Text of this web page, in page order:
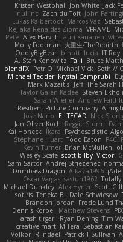
Kristen Westphal
Jon White Jack
nullinc Zach du Toit John
Lukas Kalbertodt Marcos Vaz
ReJ aka Renaldas Zioma VFRAME
Pete Alex Harvill Lauri Kananen
Molly Footman 大重生-TheRebirth
OddlyBigBear binotti lucia IT Roy
A. Stan Konowitz Talii Bruce
blendFX Petr O Michael Vick Seth //
Michael Tedder Krystal Camprubi
Mark Mazaitis Jeff The Sarah
Taylor Galen Kadee Steven
Sarah Wiener Andrew
Resilient Picture Company
Jose Nario
ELITECAD Nick
Jan Oliver Koch Reggie Storm Dan
Kai Honeck Íkara Psychosadistic
Stéphane Huart Todd Eaton
Kevin Turner Brian McMullen
Wesley Scafe scott bilby Victor
Sam Sartor Andrej Striezenec
Dumbass Dragon Alkaza1996 jAde
Oscar Vargas sastun1962
Michael Dunkley Alex Hyner Scott
sotiris Teneka B. Dale Schwiesow
Brandon Jordan Frode Lund
Dennis Korpel Matthew Stevens
arash tirgari Ryan Dening Tim
creative mart M Tera Sebastian
Volkor Rijndael Patrick T Sullivan